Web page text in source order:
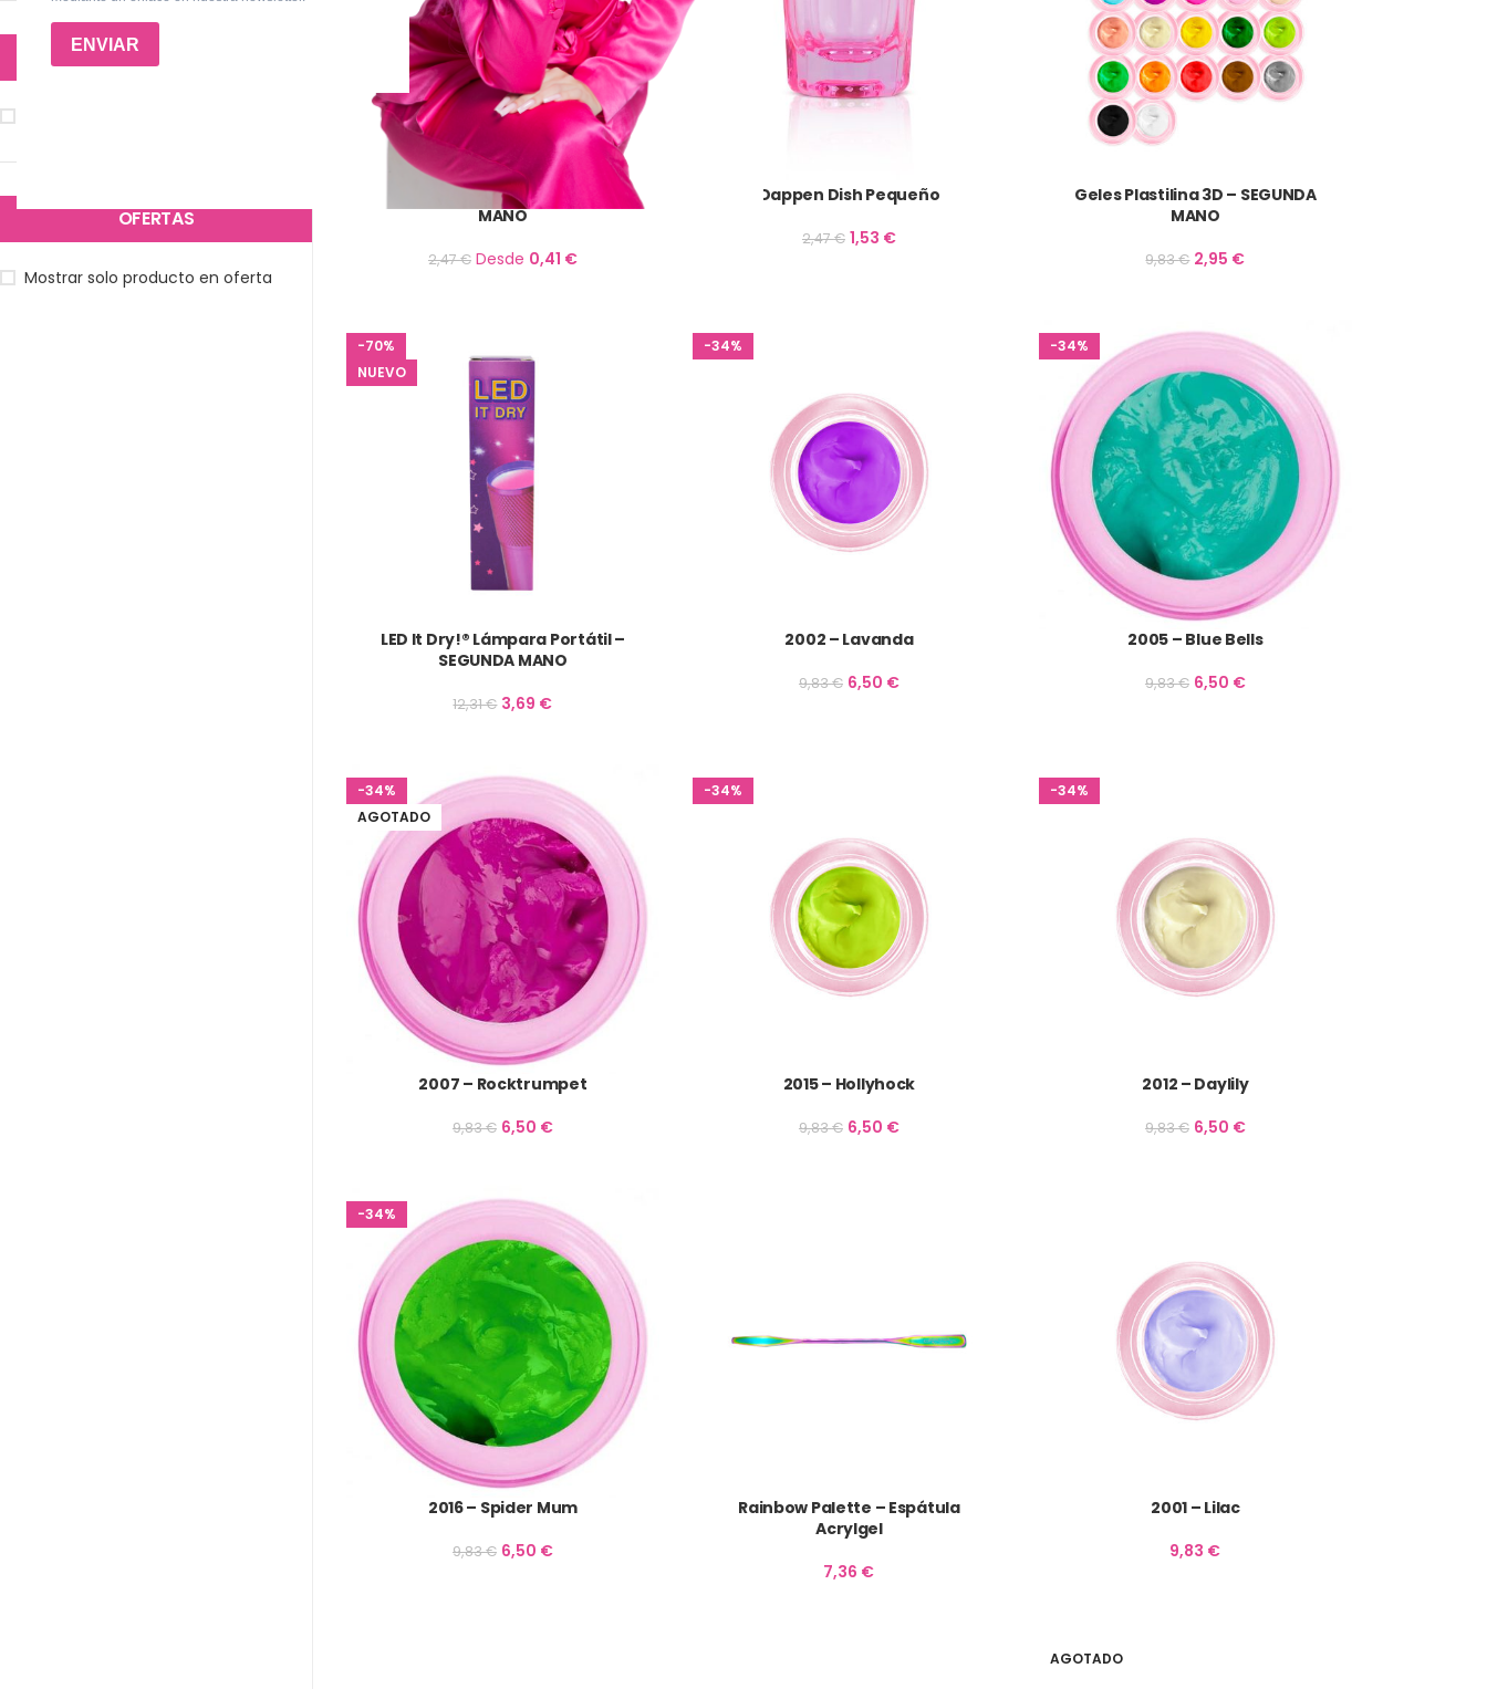
DISPONIBILIDAD
OFERTAS
Mostrar solo producto en oferta
Dappen Dish Pequeño – SEGUNDA
MANO
2,47€ Desde 0,41 €
Dappen Dish Pequeño
2,47€ 1,53 €
Geles Plastilina 3D – SEGUNDA
MANO
9,83€ 2,95 €
-70%
NUEVO
LED It Dry!® Lámpara Portátil –
SEGUNDA MANO
12,31€ 3,69 €
-34%
2002 – Lavanda
9,83€ 6,50 €
-34%
2005 – Blue Bells
9,83€ 6,50 €
-34%
AGOTADO
2007 – Rocktrumpet
9,83€ 6,50 €
-34%
2015 – Hollyhock
9,83€ 6,50 €
-34%
2012 – Daylily
9,83€ 6,50 €
-34%
2016 – Spider Mum
9,83€ 6,50 €
Rainbow Palette – Espátula
Acrylgel
7,36 €
2001 – Lilac
9,83 €
AGOTADO